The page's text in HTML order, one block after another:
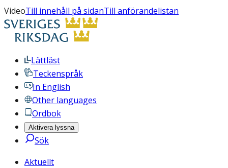
VideoTill innehåll på sidanTill anförandelistan
Lättläst
Teckenspråk
In English
Other languages
Ordbok
Aktivera lyssna
Sök
Aktuellt